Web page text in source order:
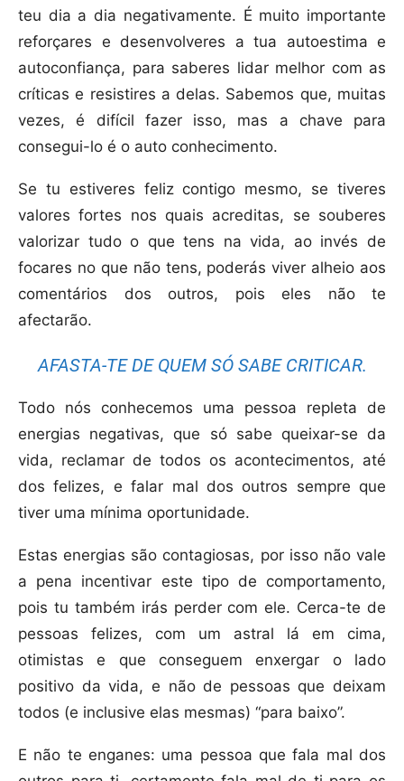
teu dia a dia negativamente. É muito importante
reforçares e desenvolveres a tua autoestima e
autoconfiança, para saberes lidar melhor com as
críticas e resistires a delas. Sabemos que, muitas
vezes, é difícil fazer isso, mas a chave para
consegui-lo é o auto conhecimento.
Se tu estiveres feliz contigo mesmo, se tiveres
valores fortes nos quais acreditas, se souberes
valorizar tudo o que tens na vida, ao invés de
focares no que não tens, poderás viver alheio aos
comentários dos outros, pois eles não te
afectarão.
AFASTA-TE DE QUEM SÓ SABE CRITICAR.
Todo nós conhecemos uma pessoa repleta de
energias negativas, que só sabe queixar-se da
vida, reclamar de todos os acontecimentos, até
dos felizes, e falar mal dos outros sempre que
tiver uma mínima oportunidade.
Estas energias são contagiosas, por isso não vale
a pena incentivar este tipo de comportamento,
pois tu também irás perder com ele. Cerca-te de
pessoas felizes, com um astral lá em cima,
otimistas e que conseguem enxergar o lado
positivo da vida, e não de pessoas que deixam
todos (e inclusive elas mesmas) “para baixo”.
E não te enganes: uma pessoa que fala mal dos